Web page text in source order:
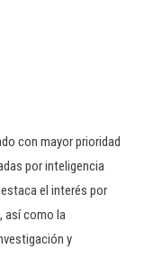
con mayor prioridad
por inteligencia
el interés por
así como la
y